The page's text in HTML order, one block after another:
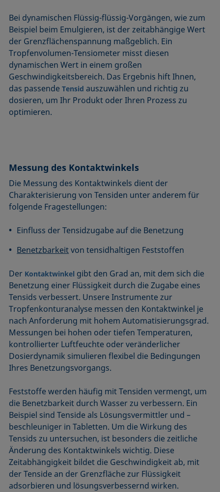
Bei dynamischen Flüssig-flüssig-Vorgängen, wie zum
Beispiel beim Emulgieren, ist der zeitabhängige Wert
der Grenzflächenspannung maßgeblich. Ein
Tropfenvolumen-Tensiometer misst diesen
dynamischen Wert in einem großen
Geschwindigkeitsbereich. Das Ergebnis hift Ihnen,
das passendeTensid auszuwählen und richtig zu
dosieren, um Ihr Produkt oder Ihren Prozess zu
optimieren.
Messung des Kontaktwinkels
Die Messung des Kontaktwinkels dient der
Charakterisierung von Tensiden unter anderem für
folgende Fragestellungen:
Einfluss der Tensidzugabe auf die Benetzung
Benetzbarkeitvon tensidhaltigen Feststoffen
Der Kontaktwinkel gibt den Grad an, mit dem sich die
Benetzung einer Flüssigkeit durch die Zugabe eines
Tensids verbessert. Unsere Instrumente zur
Tropfenkonturanalyse messen den Kontaktwinkel je
nach Anforderung mit hohem Automatisierungsgrad.
Messungen bei hohen oder tiefen Temperaturen,
kontrollierter Luftfeuchte oder veränderlicher
Dosierdynamik simulieren flexibel die Bedingungen
Ihres Benetzungsvorgangs.
Feststoffe werden häufig mit Tensiden vermengt, um
die Benetzbarkeit durch Wasser zu verbessern. Ein
Beispiel sind Tenside als Lösungsvermittler und –
beschleuniger in Tabletten. Um die Wirkung des
Tensids zu untersuchen, ist besonders die zeitliche
Änderung des Kontaktwinkels wichtig. Diese
Zeitabhängigkeit bildet die Geschwindigkeit ab, mit
der Tenside an der Grenzfläche zur Flüssigkeit
adsorbieren und lösungsverbessernd wirken.